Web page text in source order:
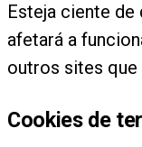
Esteja ciente
afetará a
outros sites
Cookies de